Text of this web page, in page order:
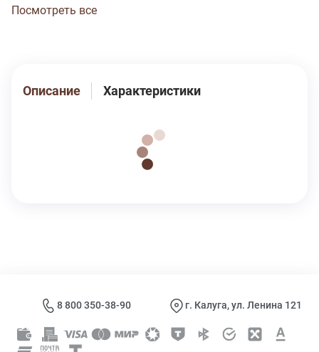
трехукольного зигзага. Ластовица двойная, из
основного полотна, пришита плоскими швами.
текстурированные нити, специальные закрепки на
швах - гарантия долговечности изделия при
(пантон 11-4202). Модель трусы s4216
Посмотреть все
Описание Характеристики
8 800 350-38-90 г. Калуга, ул. Ленина 121